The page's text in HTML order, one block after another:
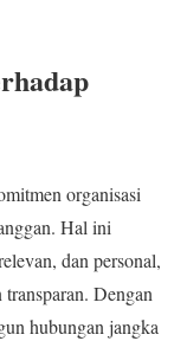
organisasi
Hal ini
dan personal,
Dengan
hubungan jangka